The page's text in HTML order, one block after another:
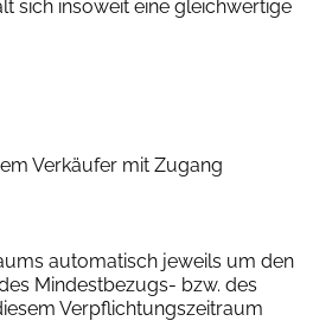
sich insoweit eine gleichwertige
Verkäufer mit Zugang
automatisch jeweils um den
Mindestbezugs- bzw. des
Verpflichtungszeitraum